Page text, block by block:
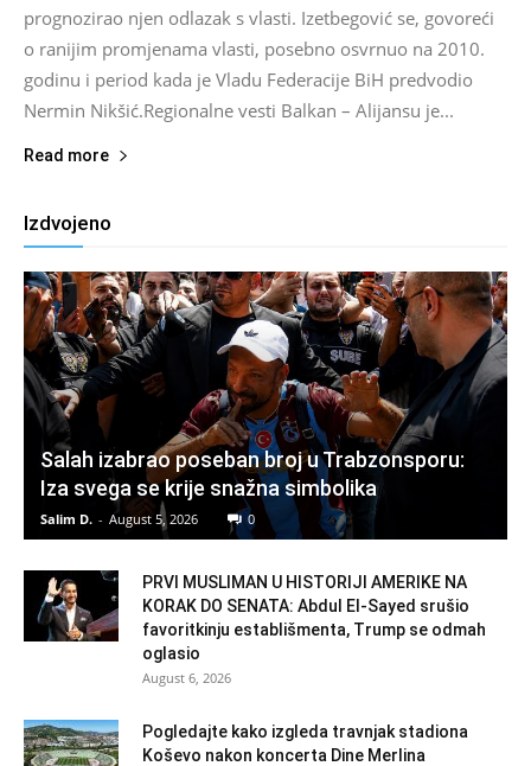
prognozirao njen odlazak s vlasti. Izetbegović se, govoreći
o ranijim promjenama vlasti, posebno osvrnuo na 2010.
godinu i period kada je Vladu Federacije BiH predvodio
Nermin Nikšić.Regionalne vesti Balkan – Alijansu je...
Read more
Izdvojeno
Salah izabrao poseban broj u Trabzonsporu:
Iza svega se krije snažna simbolika
Salim D. - August 5, 2026 0
PRVI MUSLIMAN U HISTORIJI AMERIKE NA
KORAK DO SENATA: Abdul El-Sayed srušio
favoritkinju establišmenta, Trump se odmah
oglasio
August 6, 2026
Pogledajte kako izgleda travnjak stadiona
Koševo nakon koncerta Dine Merlina